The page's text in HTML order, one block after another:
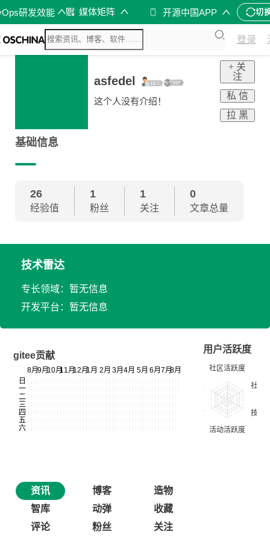
研发效能 媒体矩阵 开源中国APP 切
登录
asfedel
这个人没有介绍！
+ 关
注
私 信
拉 黑
基础信息
26
经验值
1
粉丝
1
关注
0
文章总量
技术雷达
专长领域：暂无信息
开发平台：暂无信息
gitee贡献
用户活跃度
资讯 博客
造物
智库
动弹
收藏
评论
粉丝 关注